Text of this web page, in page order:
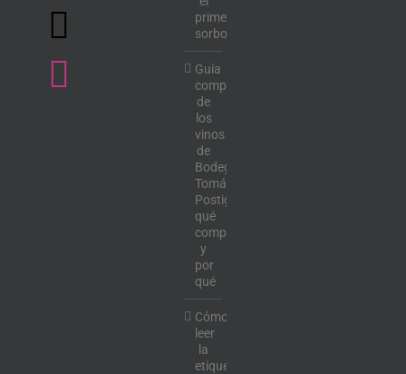
primer
sorbo
Guía
completa
de
los
vinos
de
Bodega
Tomás
Postigo:
qué
comprar
y
por
qué
Cómo
leer
la
etiqueta